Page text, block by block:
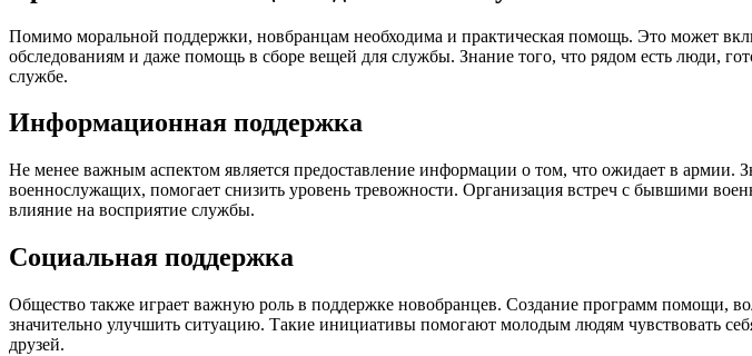
Помимо моральной поддержки, новбранцам необходима и практическая помощь. Это может
обследованиям и даже помощь в сборе вещей для службы. Знание того, что рядом есть люди,
службе.
Информационная поддержка
Не менее важным аспектом является предоставление информации о том, что ожидает в армии.
военнослужащих, помогает снизить уровень тревожности. Организация встреч с бывшими
влияние на восприятие службы.
Социальная поддержка
Общество также играет важную роль в поддержке новобранцев. Создание программ помощи,
значительно улучшить ситуацию. Такие инициативы помогают молодым людям чувствовать
друзей.